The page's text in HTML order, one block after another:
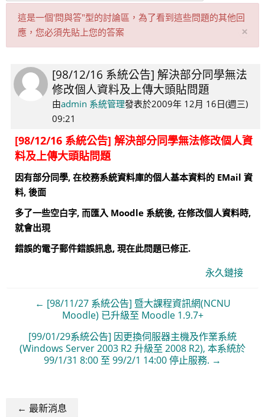
這是一個'問與答"型的討論區，為了看到這些問題的其他回
應，您必須先貼上您的答案
×取
消
[98/12/16 系統公告] 解決部分同學無法
修改個人資料及上傳大頭貼問題
由admin 系統管理發表於2009年 12月 16日(週三)
09:21
Number
of
replies:
0
[98/12/16 系統公告] 解決部分同學無法修改個人資
料及上傳大頭貼問題
因有部分同學, 在校務系統資料庫的個人基本資料的 EMail 資
料, 後面
多了一些空白字, 而匯入 Moodle 系統後, 在修改個人資料時,
就會出現
錯誤的電子郵件錯誤訊息, 現在此問題已修正.
永久鏈接
← [98/11/27 系統公告] 暨大課程資訊網(NCNU
Moodle) 已升級至 Moodle 1.9.7+
[99/01/29系統公告] 因更換伺服器主機及作業系統
(Windows Server 2003 R2 升級至 2008 R2), 本系統於
99/1/31 8:00 至 99/2/1 14:00 停止服務. →
← 最新消息